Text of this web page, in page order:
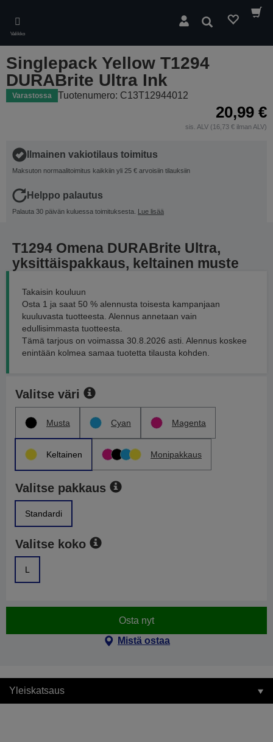
main
content
Valikko
Hae
Singlepack Yellow T1294
DURABrite Ultra Ink
Varastossa Tuotenumero: C13T12944012
20,99 €
sis. ALV (16,73 € ilman ALV)
Ilmainen vakiotilaus toimitus
Maksuton normaalitoimitus kaikkiin yli 25 € arvoisiin tilauksiin
Helppo palautus
Palauta 30 päivän kuluessa toimituksesta. Lue lisää
T1294 Omena DURABrite Ultra,
yksittäispakkaus, keltainen muste
Takaisin kouluun
Osta 1 ja saat 50 % alennusta toisesta kampanjaan
kuuluvasta tuotteesta. Alennus annetaan vain
edullisimmasta tuotteesta.
Tämä tarjous on voimassa 30.8.2026 asti. Alennus koskee
enintään kolmea samaa tuotetta tilausta kohden.
Valitse väri
Musta Cyan Magenta
Keltainen Monipakkaus
Valitse pakkaus
Standardi
Valitse koko
L
Osta nyt
Mistä ostaa
Yleiskatsaus